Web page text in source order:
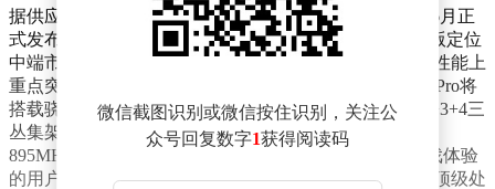
据供应链消息，一加即将推出Turbo 6X系列新机，预计6月正
式发布。该系列包含标准版与Pro版两款机型，其中Pro版定位
中端市场，主打差异化体验。新机在屏幕、续航及防护性能上
重点突破，避免同质化竞争。核心配置方面，Turbo 6X Pro将
搭载骁龙7s Gen 4芯片，采用4nm制程工艺，CPU采用1+3+4三
丛集架构，大核主频2.7GHz，GPU为Adreno 810，频率
895MHz，性能可满足轻度手游需求。对于追求极致游戏体验
的用户，一加15系列旗舰机型仍是更优选择，其搭载的顶级处
微信截图识别或微信按住识别，关注公
众号回复数字1获得阅读码